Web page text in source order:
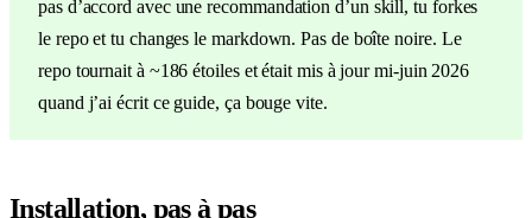
pas d’accord avec une recommandation d’un skill, tu forkes
le repo et tu changes le markdown. Pas de boîte noire. Le
repo tournait à ~186 étoiles et était mis à jour mi-juin 2026
quand j’ai écrit ce guide, ça bouge vite.
Installation, pas à pas